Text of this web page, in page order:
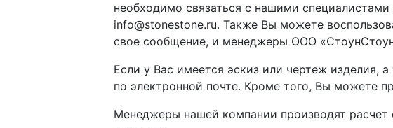
необходимо связаться с нашими специалистами
info@stonestone.ru. Также Вы можете
свое сообщение, и менеджеры ООО
Если у Вас имеется эскиз или чертеж
по электронной почте. Кроме того, Вы можете
Менеджеры нашей компании производят расчет